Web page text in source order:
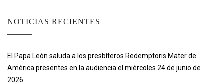
NOTICIAS RECIENTES
El Papa León saluda a los presbíteros Redemptoris Mater de
América presentes en la audiencia el miércoles 24 de junio de
2026